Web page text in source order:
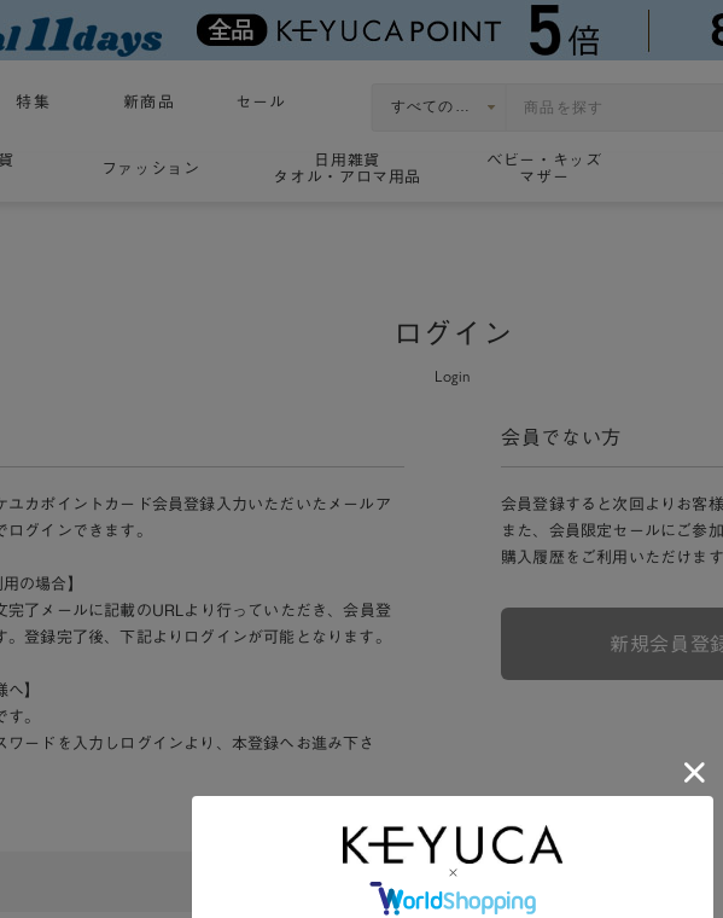
特集 新商品 セール
ファッション
日用雑貨
タオル・アロマ用品
ベビー・キッズ
マザー
ログイン
Login
ユカポイントカード会員登録入力いただいたメールア
ログインできます。
の場合】
完了メールに記載のURLより行っていただき、会員登
。登録完了後、下記よりログインが可能となります。
へ】
。
ワードを入力しログインより、本登録へお進み下さ
会員でない方
会員登録すると次回よりお客
また、会員限定セールにご参
購入履歴をご利用いただけま
新規会員登